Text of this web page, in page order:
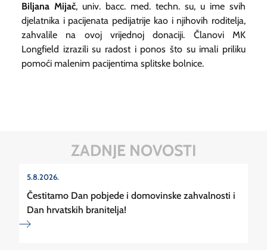
Biljana Mijač, univ. bacc. med. techn. su, u ime svih
djelatnika i pacijenata pedijatrije kao i njihovih roditelja,
zahvalile na ovoj vrijednoj donaciji. Članovi MK
Longfield izrazili su radost i ponos što su imali priliku
pomoći malenim pacijentima splitske bolnice.
ZADNJE NOVOSTI
5.8.2026.
Čestitamo Dan pobjede i domovinske zahvalnosti i
Dan hrvatskih branitelja!